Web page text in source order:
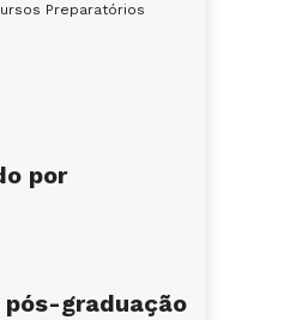
Preparatórios
por
graduação